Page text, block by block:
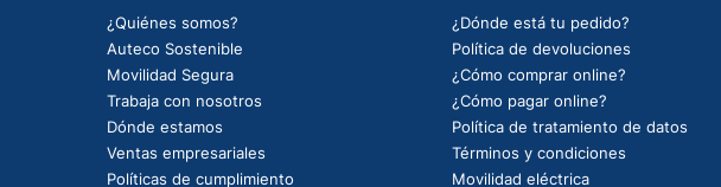
¿Quiénes somos?
Auteco Sostenible
Movilidad Segura
Trabaja con nosotros
Dónde estamos
Ventas empresariales
Políticas de cumplimiento
¿Dónde está tu pedido?
Política de devoluciones
¿Cómo comprar online?
¿Cómo pagar online?
Política de tratamiento de datos
Términos y condiciones
Movilidad eléctrica